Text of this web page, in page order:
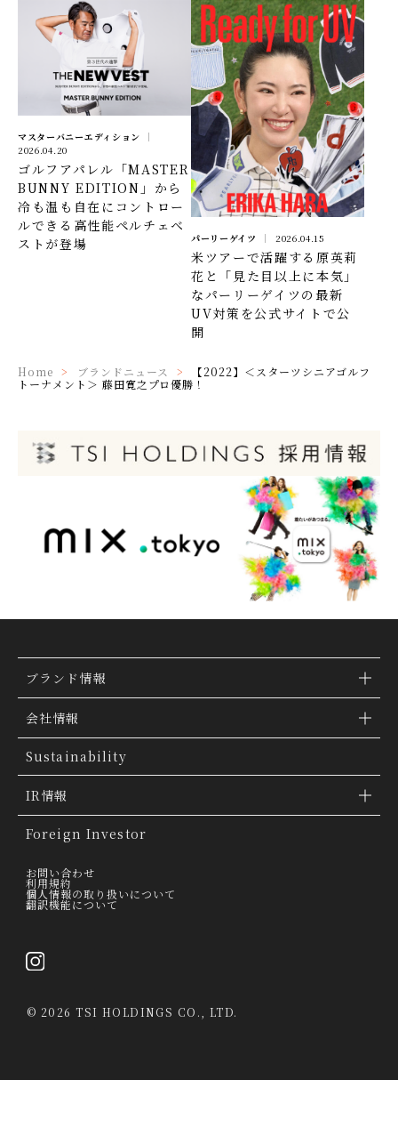
マスターバニーエディション
2026.04.20
ゴルフアパレル「MASTER
BUNNY EDITION」から
冷も温も自在にコントロー
ルできる高性能ペルチェベ
ストが登場
パーリーゲイツ 2026.04.15
米ツアーで活躍する原英莉
花と「見た目以上に本気」
なパーリーゲイツの最新
UV対策を公式サイトで公
開
Home ブランドニュース
【2022】＜スターツシニアゴルフ
トーナメント＞ 藤田寛之プロ優勝！
ブランド情報
ブランド検索
ブランドトピックス
「ファッションの力を信じよう」
THE MOVIE
会社情報
TSI トピックス
会社概要
会社沿革
グループ会社
経営理念
採用情報
Sustainability
IR情報
IR情報
IR トピックス
IRライブラリー
決算説明会資料
Foreign Investor
お問い合わせ
利用規約
個人情報の取り扱いについて
翻訳機能について
© 2026 TSI HOLDINGS CO., LTD.